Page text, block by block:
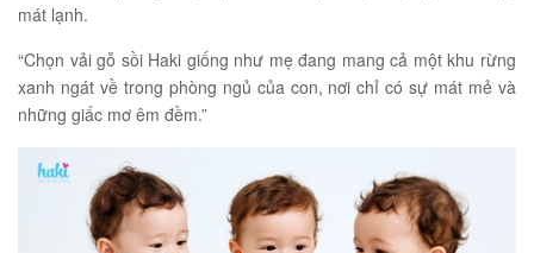
mát lạnh.
“Chọn vải gỗ sồi Haki giống như mẹ đang mang cả một khu rừng
xanh ngát về trong phòng ngủ của con, nơi chỉ có sự mát mẻ và
những giấc mơ êm đềm.”